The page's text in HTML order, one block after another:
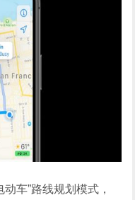
车”路线规划模式，